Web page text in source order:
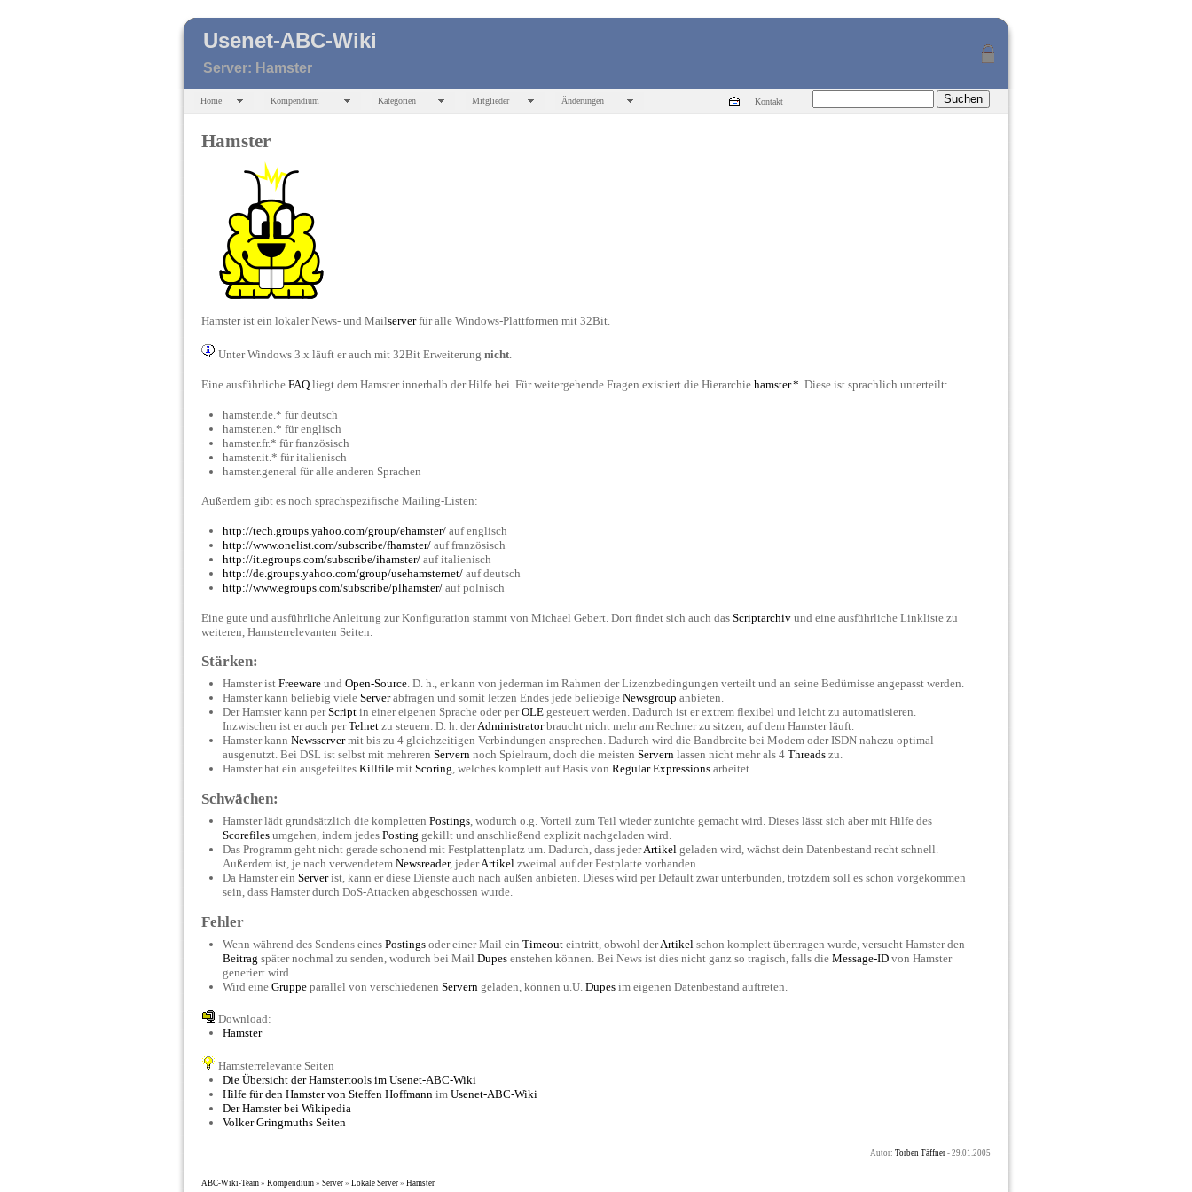
Usenet-ABC-Wiki
Server: Hamster
Home Kompendium Kategorien Mitglieder Änderungen Kontakt
Hamster
Hamster ist ein lokaler News- und Mailserverfür alle Windows-Plattformen mit 32Bit.
Unter Windows 3.x läuft er auch mit 32Bit Erweiterung nicht.
Eine ausführliche FAQ liegt dem Hamster innerhalb der Hilfe bei. Für weitergehende Fragen existiert die Hierarchie hamster.* . Diese ist sprachlich unterteilt:
hamster.de.* für deutsch
hamster.en.* für englisch
hamster.fr.* für französisch
hamster.it.* für italienisch
hamster.general für alle anderen Sprachen
Außerdem gibt es noch sprachspezifische Mailing-Listen:
http://tech.groups.yahoo.com/group/ehamster/ auf englisch
http://www.onelist.com/subscribe/fhamster/ auf französisch
http://it.egroups.com/subscribe/ihamster/ auf italienisch
http://de.groups.yahoo.com/group/usehamsternet/ auf deutsch
http://www.egroups.com/subscribe/plhamster/ auf polnisch
Eine gute und ausführliche Anleitung zur Konfiguration stammt von Michael Gebert. Dort findet sich auch das Scriptarchiv und eine ausführliche Linkliste zu
weiteren, Hamsterrelevanten Seiten.
Stärken:
Hamster ist Freeware und Open-Source. D. h., er kann von jederman im Rahmen der Lizenzbedingungen verteilt und an seine Bedürnisse angepasst werden.
Hamster kann beliebig viele Serverabfragen und somit letzen Endes jede beliebige Newsgroup anbieten.
Der Hamster kann perScript in einer eigenen Sprache oder perOLE gesteuert werden. Dadurch ist er extrem flexibel und leicht zu automatisieren.
Inzwischen ist er auch perTelnet zu steuern. D. h. derAdministratorbraucht nicht mehr am Rechner zu sitzen, auf dem Hamster läuft.
Hamster kann Newsservermit bis zu 4 gleichzeitigen Verbindungen ansprechen. Dadurch wird die Bandbreite bei Modem oder ISDN nahezu optimal
ausgenutzt. Bei DSL ist selbst mit mehreren Servern noch Spielraum, doch die meisten Servern lassen nicht mehr als 4 Threads zu.
Hamster hat ein ausgefeiltes Killfile mit Scoring, welches komplett auf Basis von Regular Expressions arbeitet.
Schwächen:
Hamster lädt grundsätzlich die kompletten Postings, wodurch o.g. Vorteil zum Teil wieder zunichte gemacht wird. Dieses lässt sich aber mit Hilfe des
Scorefiles umgehen, indem jedes Posting gekillt und anschließend explizit nachgeladen wird.
Das Programm geht nicht gerade schonend mit Festplattenplatz um. Dadurch, dass jederArtikel geladen wird, wächst dein Datenbestand recht schnell.
Außerdem ist, je nach verwendetem Newsreader, jederArtikel zweimal auf der Festplatte vorhanden.
Da Hamster ein Serverist, kann er diese Dienste auch nach außen anbieten. Dieses wird per Default zwar unterbunden, trotzdem soll es schon vorgekommen
sein, dass Hamster durch DoS-Attacken abgeschossen wurde.
Fehler
Wenn während des Sendens eines Postings oder einer Mail ein Timeout eintritt, obwohl derArtikel schon komplett übertragen wurde, versucht Hamster den
Beitrag später nochmal zu senden, wodurch bei Mail Dupes enstehen können. Bei News ist dies nicht ganz so tragisch, falls die Message-ID von Hamster
generiert wird.
Wird eine Gruppe parallel von verschiedenen Servern geladen, können u.U. Dupes im eigenen Datenbestand auftreten.
Download:
Hamster
Hamsterrelevante Seiten
Die Übersicht der Hamstertools im Usenet-ABC-Wiki
Hilfe für den Hamster von Steffen Hoffmann im Usenet-ABC-Wiki
Der Hamster bei Wikipedia
Volker Gringmuths Seiten
Autor: Torben Täffner - 29.01.2005
ABC-Wiki-Team » Kompendium » Server » Lokale Server » Hamster